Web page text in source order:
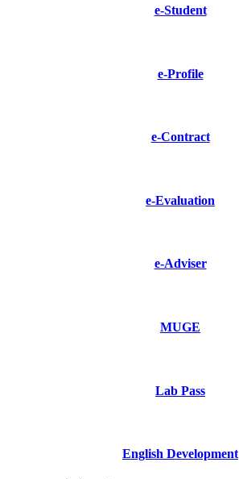
e-Student
e-Profile
e-Contract
e-Evaluation
e-Adviser
MUGE
Lab Pass
English Development